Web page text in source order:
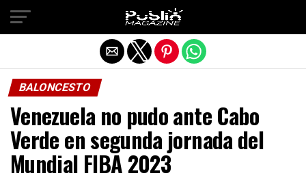
BALONCESTO
Venezuela no pudo ante Cabo
Verde en segunda jornada del
Mundial FIBA 2023
Salir de la versión móvil